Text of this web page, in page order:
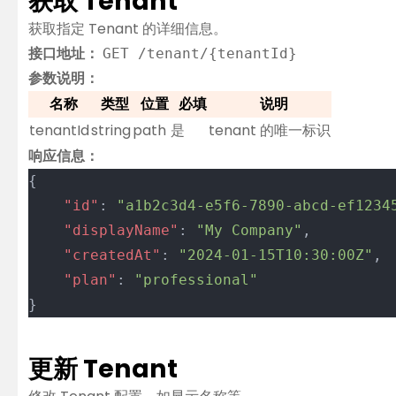
获取指定 Tenant 的详细信息。
接口地址： GET /tenant/{tenantId}
参数说明：
名称
类型 位置 必填
说明
tenantIdstringpath 是
tenant 的唯一标识
响应信息：
{
	"id"
: "a1b2c3d4-e5f6-7890-abcd-
	"displayName"
: "My Company" ,
	"createdAt"
: "2024-01-15T10:30:00Z" ,
	"plan"
:
"professional"
}
更新 Tenant